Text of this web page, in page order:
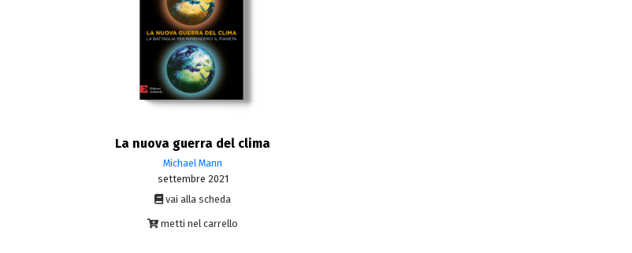
La nuova guerra del clima
Michael Mann
settembre 2021
vai alla scheda
metti nel carrello